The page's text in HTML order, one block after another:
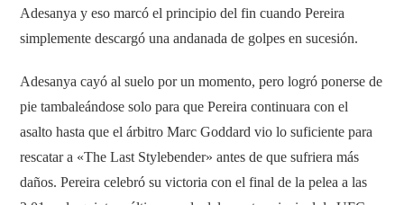
Adesanya y eso marcó el principio del fin cuando Pereira
simplemente descargó una andanada de golpes en sucesión.
Adesanya cayó al suelo por un momento, pero logró ponerse de
pie tambaleándose solo para que Pereira continuara con el
asalto hasta que el árbitro Marc Goddard vio lo suficiente para
rescatar a «The Last Stylebender» antes de que sufriera más
daños. Pereira celebró su victoria con el final de la pelea a las